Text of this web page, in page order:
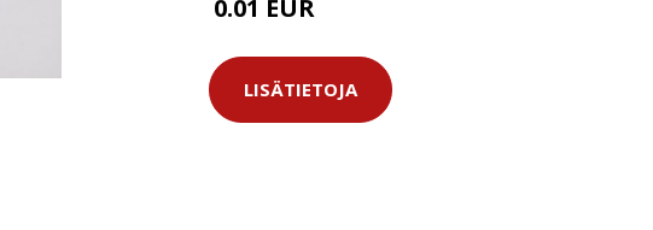
0.01 EUR
LISÄTIETOJA